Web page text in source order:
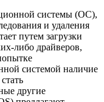
системы (ОС),
и удаления
путем загрузки
либо драйверов,
системой наличие
другие